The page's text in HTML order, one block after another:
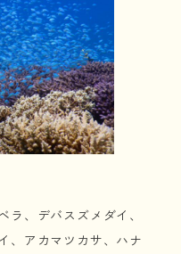
ラ、デバスズメダイ、
、アカマツカサ、ハナ